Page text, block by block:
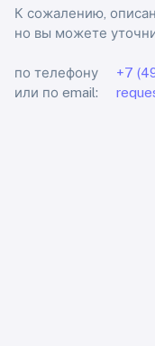
К сожалению,
но вы можете
по телефону
+7
или по email: